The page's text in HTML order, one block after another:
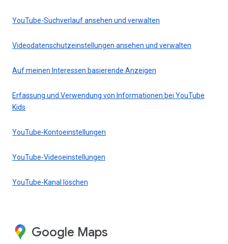
YouTube-Suchverlauf ansehen und verwalten
Videodatenschutzeinstellungen ansehen und verwalten
Auf meinen Interessen basierende Anzeigen
Erfassung und Verwendung von Informationen bei YouTube
Kids
YouTube-Kontoeinstellungen
YouTube-Videoeinstellungen
YouTube-Kanal löschen
Google Maps